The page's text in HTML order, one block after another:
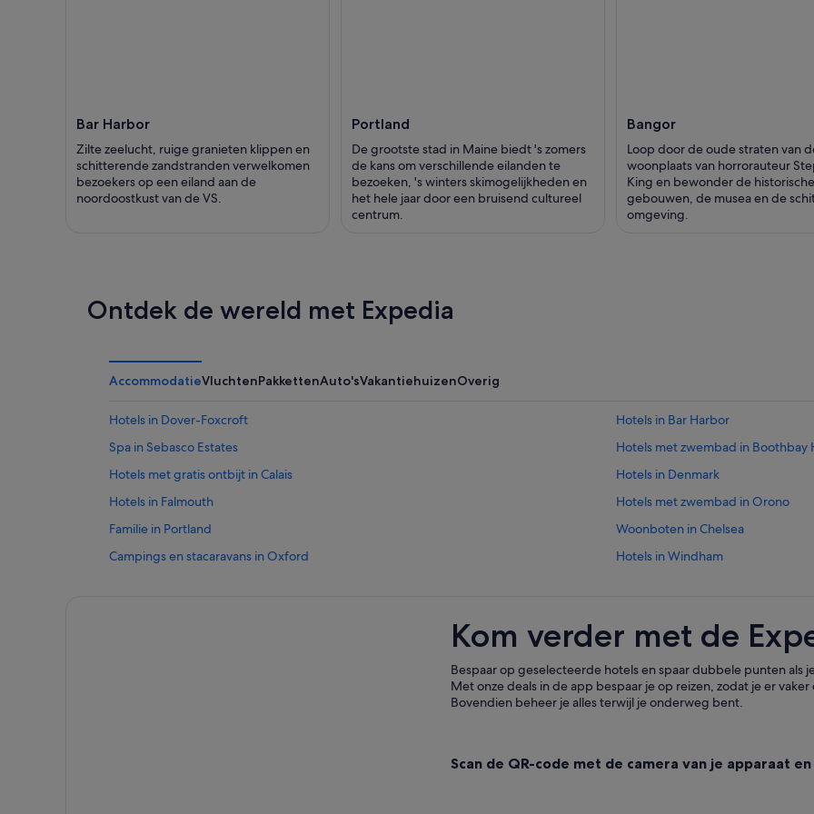
Bar Harbor
Zilte zeelucht, ruige granieten klippen en
schitterende zandstranden verwelkomen
bezoekers op een eiland aan de
noordoostkust van de VS.
Portland
De grootste stad in Maine biedt 's zomers
de kans om verschillende eilanden te
bezoeken, 's winters skimogelijkheden en
het hele jaar door een bruisend cultureel
centrum.
Bangor
Loop door de oude straten van
woonplaats van horrorauteur
King en bewonder de historische
gebouwen, de musea en de
omgeving.
Ontdek de wereld met Expedia
AccommodatieVluchtenPakkettenAuto'sVakantiehuizenOverig
Hotels in Dover-Foxcroft
Hotels in Bar Harbor
Spa in Sebasco Estates
Hotels met zwembad in Boothbay
Hotels met gratis ontbijt in Calais
Hotels in Denmark
Hotels in Falmouth
Hotels met zwembad in Orono
Familie in Portland
Woonboten in Chelsea
Campings en stacaravans in Oxford
Hotels in Windham
B&B in Portland
Kom verder met de
Bespaar op geselecteerde hotels en spaar dubbele punten als
Met onze deals in de app bespaar je op reizen, zodat je er vaker
Bovendien beheer je alles terwijl je onderweg bent.
Scan de QR-code met de camera van je apparaat